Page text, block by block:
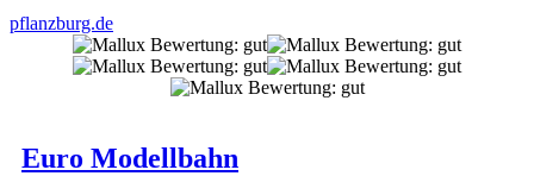
pflanzburg.de
Euro Modellbahn